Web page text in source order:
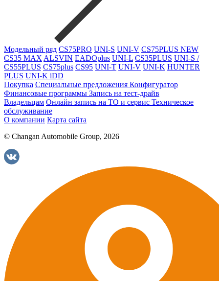
Модельный ряд CS75PRO UNI-S UNI-V CS75PLUS NEW
CS35 MAX ALSVIN EADOplus UNI-L CS35PLUS UNI-S /
CS55PLUS CS75plus CS95 UNI-T UNI-V UNI-K HUNTER
PLUS UNI-K iDD
Покупка Специальные предложения Конфигуратор
Финансовые программы Запись на тест-драйв
Владельцам Онлайн запись на ТО и сервис Техническое
обслуживание
О компании Карта сайта
© Changan Automobile Group, 2026